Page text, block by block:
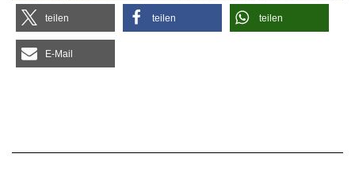
tei­len tei­len tei­len
E‑Mail